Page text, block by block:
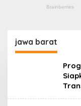
jawa barat